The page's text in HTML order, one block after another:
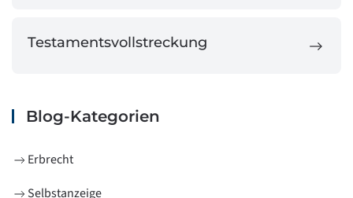
Testamentsvollstreckung
Blog-Kategorien
Erbrecht
Selbstanzeige